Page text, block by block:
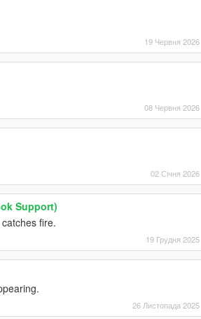
19 Червня 2026
08 Червня 2026
02 Січня 2026
Support)
fire.
19 Грудня 2025
26 Листопада 2025